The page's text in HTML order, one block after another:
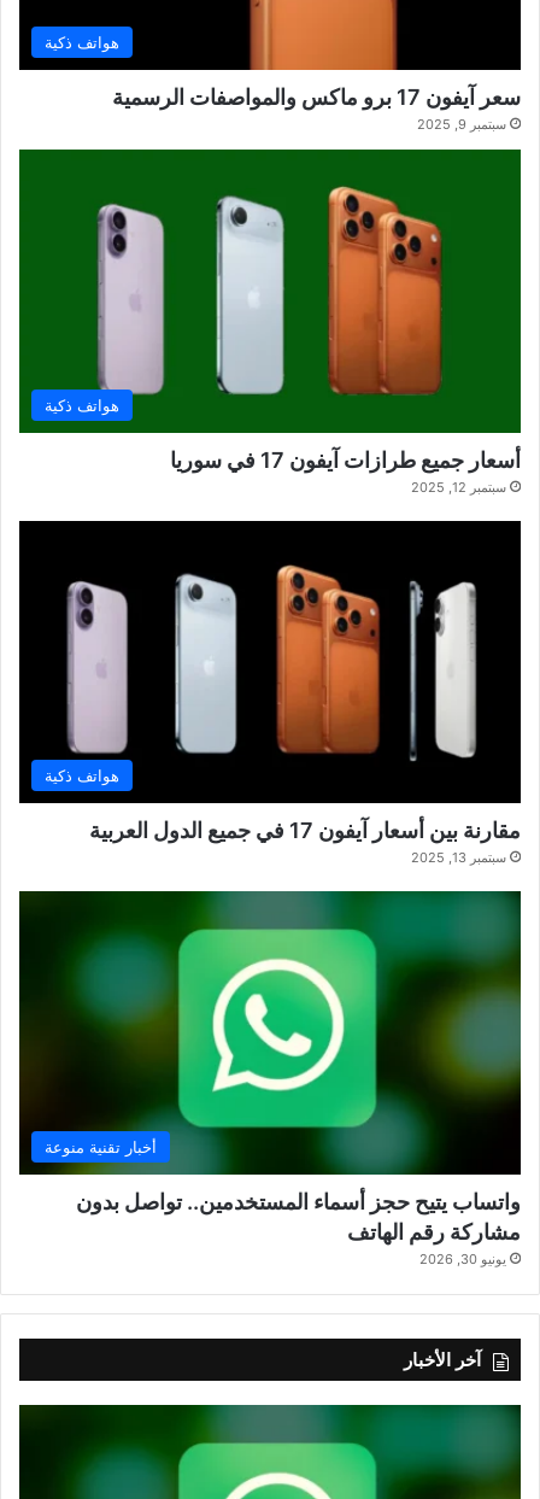
هواتف ذكية
سعر آيفون 17 برو ماكس والمواصفات الرسمية
سبتمبر 9, 2025
هواتف ذكية
أسعار جميع طرازات آيفون 17 في سوريا
سبتمبر 12, 2025
هواتف ذكية
مقارنة بين أسعار آيفون 17 في جميع الدول العربية
سبتمبر 13, 2025
أخبار تقنية منوعة
واتساب يتيح حجز أسماء المستخدمين.. تواصل بدون
مشاركة رقم الهاتف
يونيو 30, 2026
آخر الأخبار